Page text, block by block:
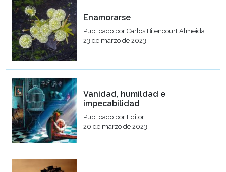
Enamorarse
Publicado porCarlos Bitencourt Almeida
23 de marzo de 2023
Vanidad, humildad e
impecabilidad
Publicado por Editor
20 de marzo de 2023